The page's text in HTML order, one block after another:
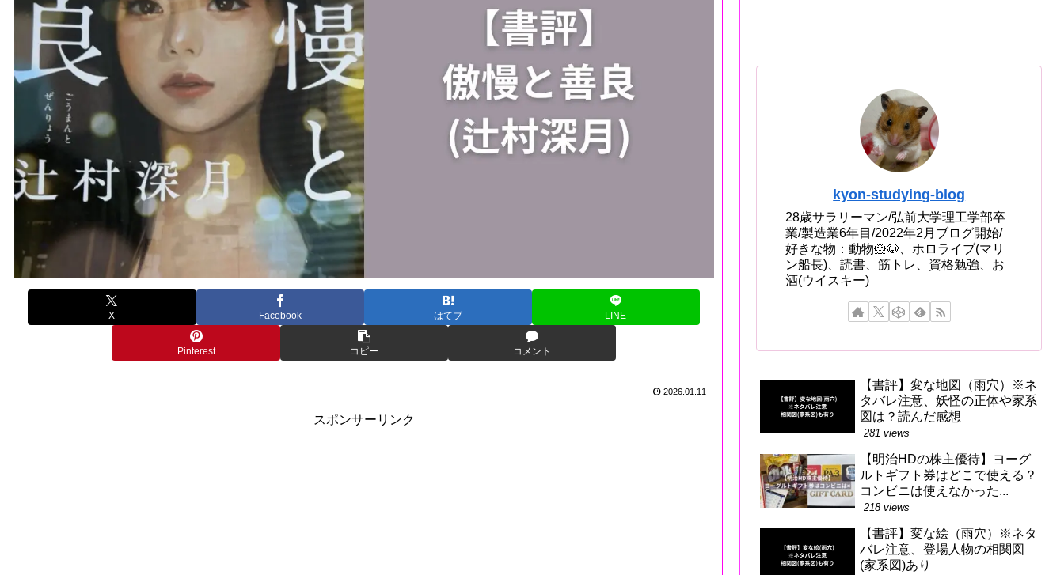
X Facebook はてブ LINE
Pinterest コピー コメント
2026.01.11
スポンサーリンク
kyon-studying-blog
28歳サラリーマン/弘前大学理工学部卒
業/製造業6年目/2022年2月ブログ開始/
好きな物：動物🐹🐶、ホロライブ(マリ
ン船長)、読書、筋トレ、資格勉強、お
酒(ウイスキー)
【書評】変な地図（雨穴）※ネ
タバレ注意、妖怪の正体や家系
図は？読んだ感想
281 views
【明治HDの株主優待】ヨーグ
ルトギフト券はどこで使える？
コンビニは使えなかった...
218 views
【書評】変な絵（雨穴）※ネタ
バレ注意、登場人物の相関図
(家系図)あり